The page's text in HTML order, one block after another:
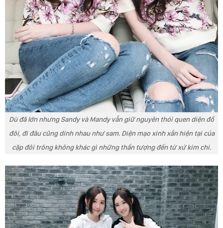
Dù đã lớn nhưng Sandy và Mandy vẫn giữ nguyên thói quen diện đồ
đôi, đi đâu cũng dính nhau như sam. Diện mạo xinh xắn hiện tại của
cặp đôi trông không khác gì những thần tượng đến từ xứ kim chi.